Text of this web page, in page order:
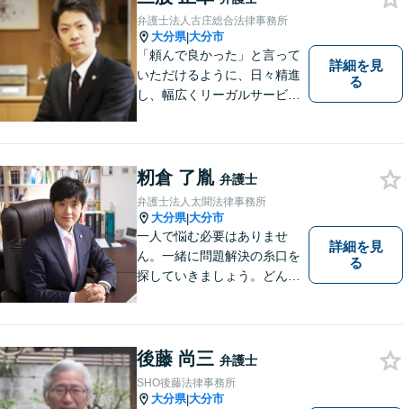
弁護士法人古庄総合法律事務所
大分県|大分市
「頼んで良かった」と言って
いただけるように、日々精進
し、幅広くリーガルサービス
詳細を見
る
籾倉 了胤 弁護士
弁護士法人太聞法律事務所
大分県|大分市
一人で悩む必要はありませ
ん。一緒に問題解決の糸口を
探していきましょう。どんな
遺産分割、介護などの高齢社
会問題に注力しております。
詳細を見
る
後藤 尚三 弁護士
SHO後藤法律事務所
大分県|大分市